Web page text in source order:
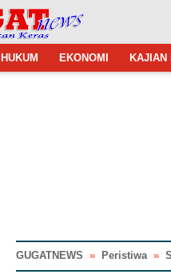
HUKUM EKONOMI KAJIAN
GUGATNEWS » Peristiwa »